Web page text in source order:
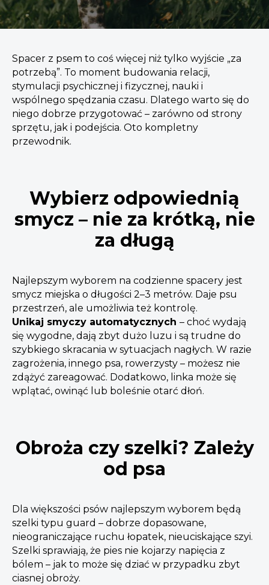
Spacer z psem to coś więcej niż tylko wyjście „za
potrzebą”. To moment budowania relacji,
stymulacji psychicznej i fizycznej, nauki i
wspólnego spędzania czasu. Dlatego warto się do
niego dobrze przygotować – zarówno od strony
sprzętu, jak i podejścia. Oto kompletny
przewodnik.
Wybierz odpowiednią
smycz – nie za krótką, nie
za długą
Najlepszym wyborem na codzienne spacery jest
smycz miejska o długości 2–3 metrów. Daje psu
przestrzeń, ale umożliwia też kontrolę.
Unikaj smyczy automatycznych – choć wydają
się wygodne, dają zbyt dużo luzu i są trudne do
szybkiego skracania w sytuacjach nagłych. W razie
zagrożenia, innego psa, rowerzysty – możesz nie
zdążyć zareagować. Dodatkowo, linka może się
wplątać, owinąć lub boleśnie otarć dłoń.
Obroża czy szelki? Zależy
od psa
Dla większości psów najlepszym wyborem będą
szelki typu guard – dobrze dopasowane,
nieograniczające ruchu łopatek, nieuciskające szyi.
Szelki sprawiają, że pies nie kojarzy napięcia z
bólem – jak to może się dziać w przypadku zbyt
ciasnej obroży.